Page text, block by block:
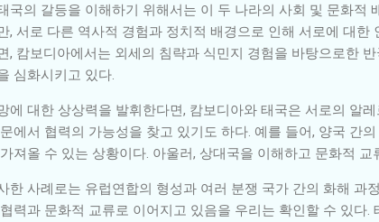
국의 갈등을 이해하기 위해서는 이 두 나라의 사회 및 문화
, 서로 다른 역사적 경험과 정치적 배경으로 인해 서로에 대
, 캄보디아에서는 외세의 침략과 식민지 경험을 바탕으로한
심화시키고 있다.
에 대한 상상력을 발휘한다면, 캄보디아와 태국은 서로의 알
에서 협력의 가능성을 찾고 있기도 하다. 예를 들어, 양국 간
져올 수 있는 상황이다. 아울러, 상대국을 이해하고 문화적
한 사례로는 유럽연합의 형성과 여러 분쟁 국가 간의 화해
력과 문화적 교류로 이어지고 있음을 우리는 확인할 수 있